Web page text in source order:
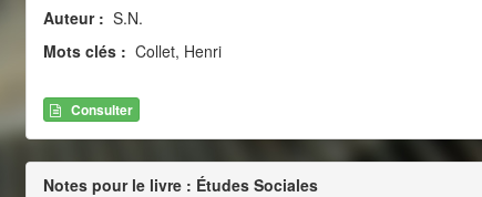
Auteur : S.N.
Mots clés : Collet, Henri
Consulter
Notes pour le livre : Études Sociales